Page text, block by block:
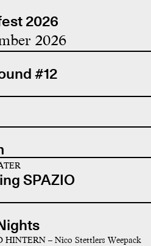
2026
2026
#12
SPAZIO
– Nico Stettlers Weepack